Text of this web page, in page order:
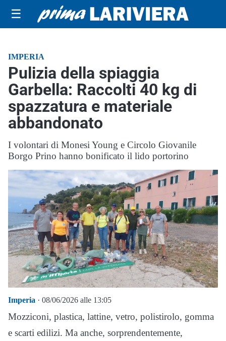
☰
IMPERIA
Pulizia della spiaggia
Garbella: Raccolti 40 kg di
spazzatura e materiale
abbandonato
I volontari di Monesi Young e Circolo Giovanile
Borgo Prino hanno bonificato il lido portorino
Imperia · 08/06/2026 alle 13:05
Mozziconi, plastica, lattine, vetro, polistirolo, gomma
e scarti edilizi. Ma anche, sorprendentemente,